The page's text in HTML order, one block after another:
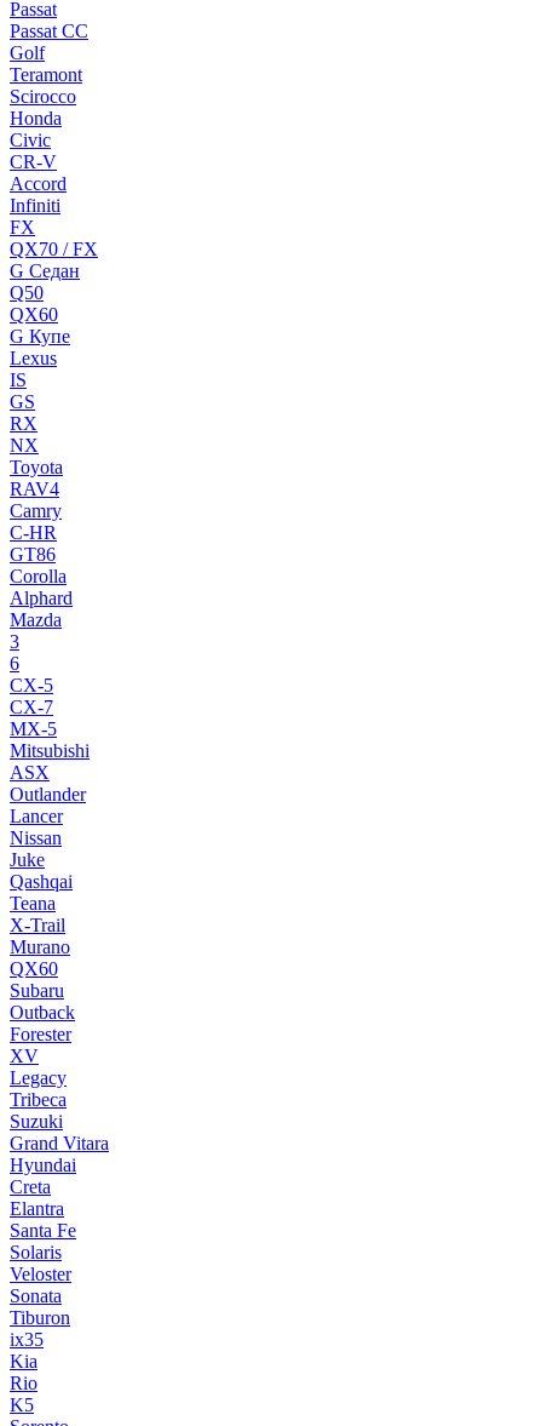
Passat
Passat CC
Golf
Teramont
Scirocco
Honda
Civic
CR-V
Accord
Infiniti
FX
QX70 / FX
G Cедан
Q50
QX60
G Купе
Lexus
IS
GS
RX
NX
Toyota
RAV4
Camry
C-HR
GT86
Corolla
Alphard
Mazda
3
6
CX-5
CX-7
MX-5
Mitsubishi
ASX
Outlander
Lancer
Nissan
Juke
Qashqai
Teana
X-Trail
Murano
QX60
Subaru
Outback
Forester
XV
Legacy
Tribeca
Suzuki
Grand Vitara
Hyundai
Creta
Elantra
Santa Fe
Solaris
Veloster
Sonata
Tiburon
ix35
Kia
Rio
K5